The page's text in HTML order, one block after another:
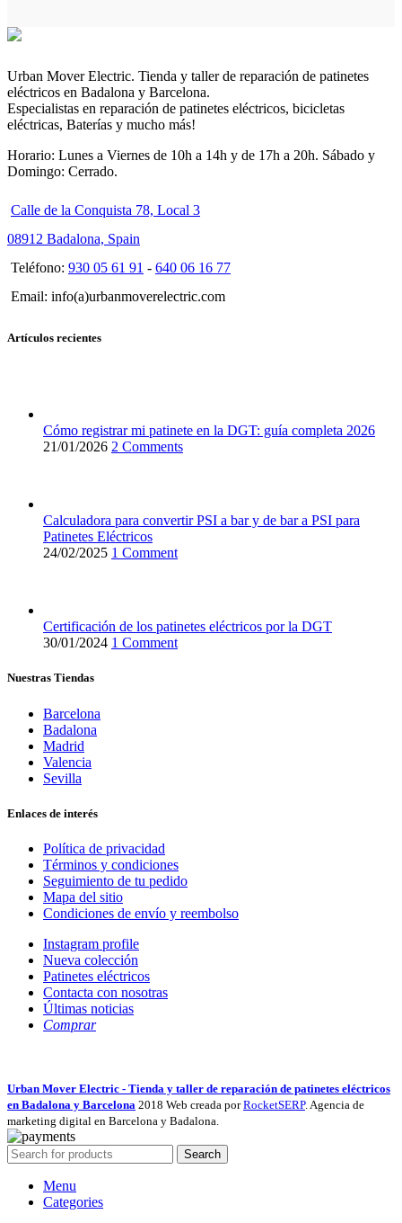
Urban Mover Electric. Tienda y taller de reparación de patinetes
eléctricos en Badalona y Barcelona.
Especialistas en reparación de patinetes eléctricos, bicicletas
eléctricas, Baterías y mucho más!
Horario: Lunes a Viernes de 10h a 14h y de 17h a 20h. Sábado y
Domingo: Cerrado.
Calle de la Conquista 78, Local 3
08912 Badalona, Spain
Teléfono: 930 05 61 91 - 640 06 16 77
Email: info(a)urbanmoverelectric.com
Artículos recientes
Cómo registrar mi patinete en la DGT: guía completa 2026
21/01/2026 2 Comments
Calculadora para convertir PSI a bar y de bar a PSI para
Patinetes Eléctricos
24/02/2025 1 Comment
Certificación de los patinetes eléctricos por la DGT
30/01/2024 1 Comment
Nuestras Tiendas
Barcelona
Badalona
Madrid
Valencia
Sevilla
Enlaces de interés
Política de privacidad
Términos y condiciones
Seguimiento de tu pedido
Mapa del sitio
Condiciones de envío y reembolso
Instagram profile
Nueva colección
Patinetes eléctricos
Contacta con nosotras
Últimas noticias
Comprar
Urban Mover Electric - Tienda y taller de reparación de patinetes eléctricos
en Badalona y Barcelona 2018 Web creada porRocketSERP. Agencia de
marketing digital en Barcelona y Badalona.
Search
Menu
Categories